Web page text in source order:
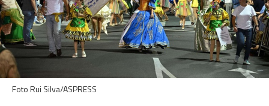
Foto Rui Silva/ASPRESS